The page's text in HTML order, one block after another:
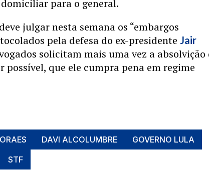
para o general.
julgar nesta semana os “embargos
pela defesa do ex-presidenteJair
solicitam mais uma vez a absolvição
possível, que ele cumpra pena em regime
DAVI ALCOLUMBRE
GOVERNO LULA
STF